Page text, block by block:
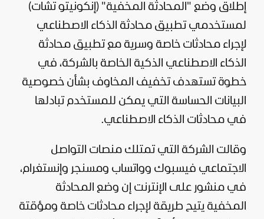
إطلاق وضع "المحادثة المخفية" (إنكونيتو تشات)
لمستخدمي تطبيق محادثة الذكاء الاصطناعي
لإجراء محادثات خاصة وسرية مع تطبيق محادثة
الذكاء الاصطناعي الذكية الخاصة بالشركة، في
خطوة تستهدف تخفيف المخاوف بشأن خصوصية
البيانات الحساسة التي يمكن للمستخدم تبادلها
في محادثات الذكاء الاصطناعي.
وقالت الشركة التي تمتلك منصات التواصل
الاجتماعي فيسبوك وواتساب ومسنجر وإنستغرام،
في منشور على الإنترنت إن وضع المحادثة
المخفية يتيح طريقة لإجراء محادثات خاصة ومؤقتة